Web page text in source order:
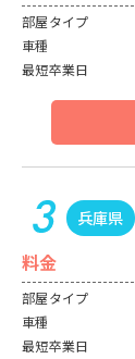
部屋タイプ
車種
最短卒業日
兵庫県
料金
部屋タイプ
車種
最短卒業日